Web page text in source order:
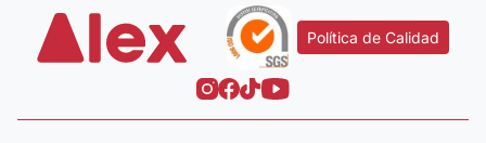
Política de Calidad